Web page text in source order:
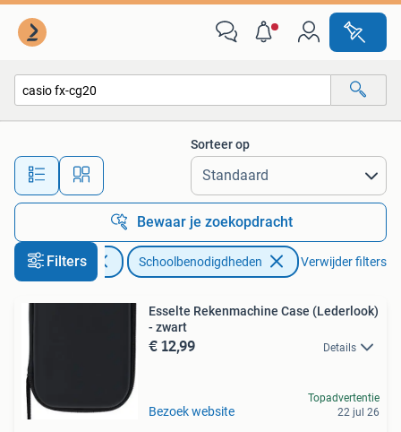
Alle afstanden…
Sorteer op
Bewaar je zoekopdracht
Filters
Diversen Schoolbenodigdheden Verwijder filters
Esselte Rekenmachine Case (Lederlook)
- zwart
€ 12,99 Details
Bezoek website
Topadvertentie
22 jul 26